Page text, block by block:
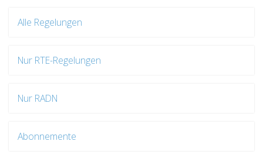
Alle Regelungen
Nur RTE-Regelungen
Nur RADN
Abonnemente